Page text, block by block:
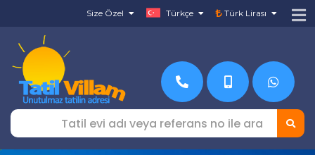
Size Özel Türkçe Türk Lirası